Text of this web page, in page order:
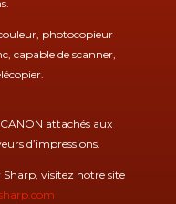
photocopieur
capable de scanner,
attachés aux
d’impressions.
visitez notre site